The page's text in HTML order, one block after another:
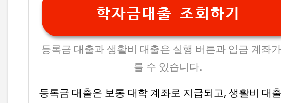
학자금대출 조회하기
등록금 대출과 생활비 대출은 실행 버튼과 입금 계좌
를 수 있습니다.
등록금 대출은 보통 대학 계좌로 지급되고, 생활비 대